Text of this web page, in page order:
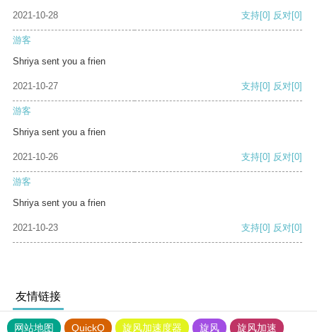
2021-10-28 支持[0] 反对[0]
游客
Shriya sent you a frien
2021-10-27 支持[0] 反对[0]
游客
Shriya sent you a frien
2021-10-26 支持[0] 反对[0]
游客
Shriya sent you a frien
2021-10-23 支持[0] 反对[0]
友情链接
网站地图 QuickQ 旋风加速度器 旋风 旋风加速